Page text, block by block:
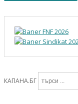
КАПАНА.БГ